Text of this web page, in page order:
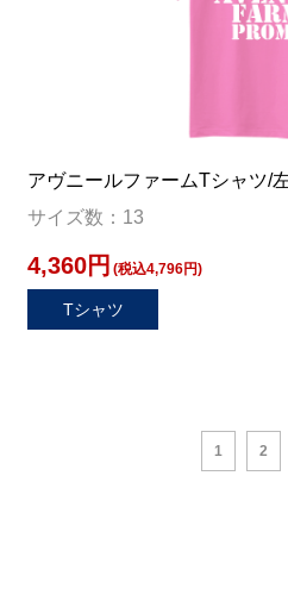
アヴニールファームTシャツ/
サイズ数：13
4,360円 (税込4,796円)
Tシャツ
1 2